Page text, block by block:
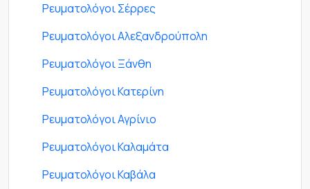
Ρευματολόγοι Σέρρες
Ρευματολόγοι Αλεξανδρούπολη
Ρευματολόγοι Ξάνθη
Ρευματολόγοι Κατερίνη
Ρευματολόγοι Αγρίνιο
Ρευματολόγοι Καλαμάτα
Ρευματολόγοι Καβάλα